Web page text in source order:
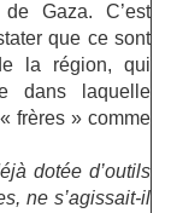
Gaza. C’est
que ce sont
la région, qui
dans laquelle
frères » comme
dotée d’outils
ne s’agissait-il